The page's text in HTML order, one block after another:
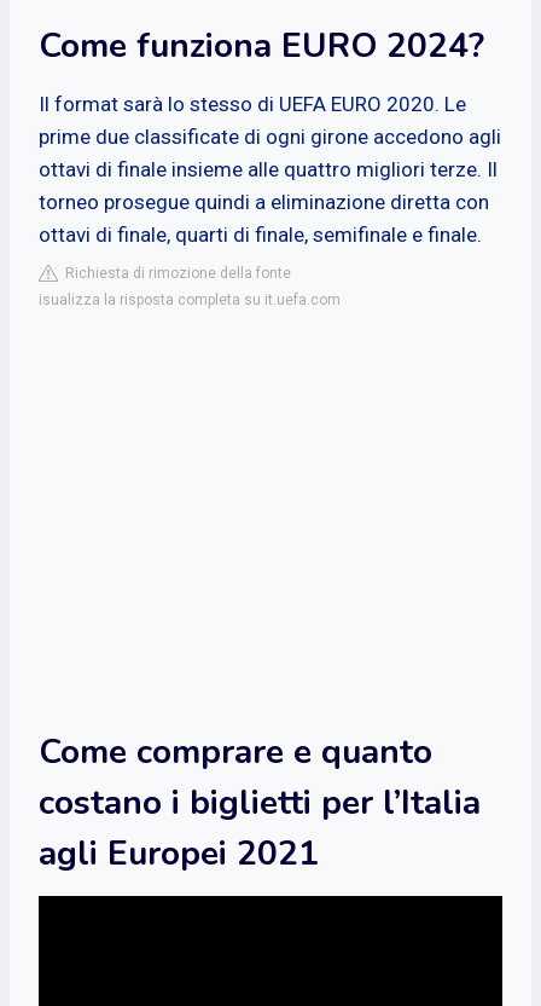
Come funziona EURO 2024?
Il format sarà lo stesso di UEFA EURO 2020. Le
prime due classificate di ogni girone accedono agli
ottavi di finale insieme alle quattro migliori terze. Il
torneo prosegue quindi a eliminazione diretta con
ottavi di finale, quarti di finale, semifinale e finale.
Richiesta di rimozione della fonte
isualizza la risposta completa su it.uefa.com
Come comprare e quanto
costano i biglietti per l’Italia
agli Europei 2021